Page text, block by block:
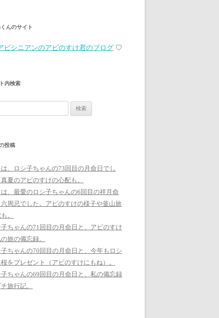
んのサイト
ビシニアンのアビのすけ君のブログ ♡
内検索
投稿
、ロシ子ちゃんの73回目の月命日でし
夏のアビのすけの心配も。
、最愛のロシ子ちゃんの6回目の祥月命
周忌でした。アビのすけの様子や釜山旅
。
ちゃんの71回目の月命日と、アビのすけ
旅の備忘録。
ちゃんの70回目の月命日と、今年もロシ
をプレゼント（アビのすけにもね）。
ちゃんの69回目の月命日と、私の備忘録
旅行記。